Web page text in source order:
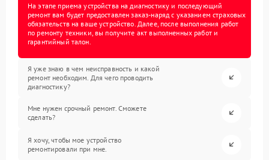
На этапе приема устройства на диагностику и последующий
ремонт вам будет предоставлен заказ-наряд с указанием страховых
обязательств на ваше устройство. Далее, после выполнения работ
по ремонту техники, вы получите акт выполненных работ и
гарантийный талон.
Я уже знаю в чем неисправность и какой
ремонт необходим. Для чего проводить
диагностику?
Мне нужен срочный ремонт. Сможете
сделать?
Я хочу, чтобы мое устройство
ремонтировали при мне.